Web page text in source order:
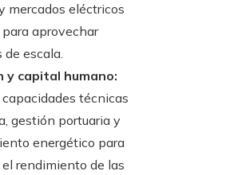
mercados eléctricos
aprovechar
de escala.
y capital humano:
técnicas
gestión portuaria y
energético para
rendimiento de las